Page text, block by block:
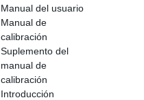
Manual del usuario
Manual de
calibración
Suplemento del
manual de
calibración
Introducción